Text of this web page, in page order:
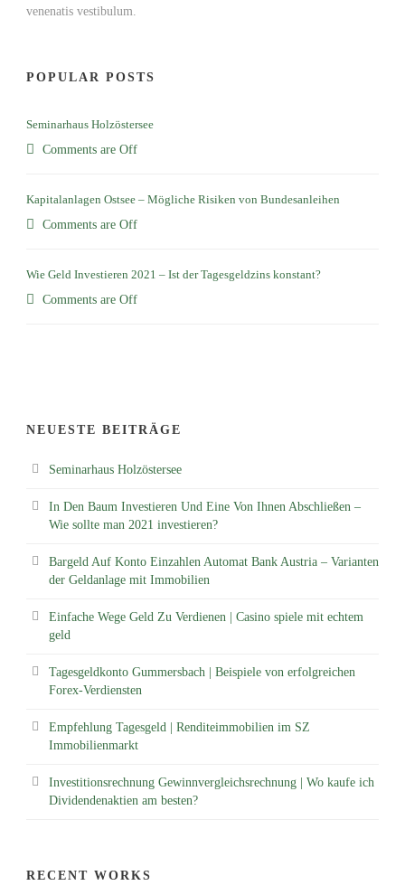
venenatis vestibulum.
POPULAR POSTS
Seminarhaus Holzöstersee
Comments are Off
Kapitalanlagen Ostsee – Mögliche Risiken von Bundesanleihen
Comments are Off
Wie Geld Investieren 2021 – Ist der Tagesgeldzins konstant?
Comments are Off
NEUESTE BEITRÄGE
Seminarhaus Holzöstersee
In Den Baum Investieren Und Eine Von Ihnen Abschließen –
Wie sollte man 2021 investieren?
Bargeld Auf Konto Einzahlen Automat Bank Austria – Varianten
der Geldanlage mit Immobilien
Einfache Wege Geld Zu Verdienen | Casino spiele mit echtem
geld
Tagesgeldkonto Gummersbach | Beispiele von erfolgreichen
Forex-Verdiensten
Empfehlung Tagesgeld | Renditeimmobilien im SZ
Immobilienmarkt
Investitionsrechnung Gewinnvergleichsrechnung | Wo kaufe ich
Dividendenaktien am besten?
RECENT WORKS